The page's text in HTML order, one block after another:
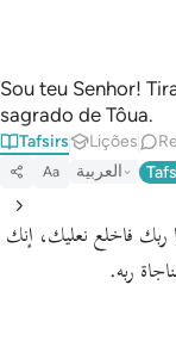
Sou teu Senhor!
sagrado de Tôua.
Tafsirs Lições
Aa العربية
ربك فاخلع نعليك، إنك
ربه.